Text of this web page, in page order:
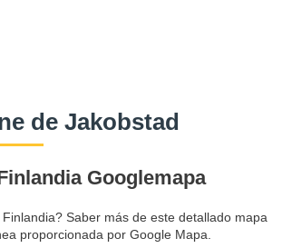
de Jakobstad
Googlemapa
Saber más de este detallado mapa
proporcionada por Google Mapa.